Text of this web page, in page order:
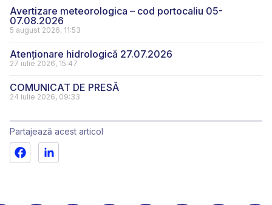
Avertizare meteorologica – cod portocaliu 05-
07.08.2026
5 august 2026, 11:53
Atenționare hidrologică 27.07.2026
27 iulie 2026, 15:47
COMUNICAT DE PRESĂ
24 iulie 2026, 09:33
Partajează acest articol